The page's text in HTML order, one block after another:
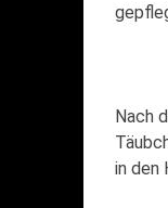
Nach
in den